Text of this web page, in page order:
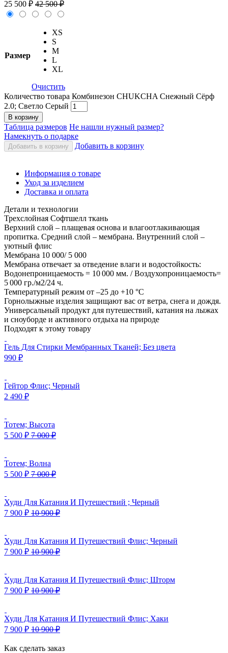
25 500 ₽ 42 500₽
Размер
XS
S
M
L
XL
Очистить
Количество товара Комбинезон CHUKCHA Снежный Сёрф
2.0; Светло Серый
В корзину
Таблица размеров Не нашли нужный размер?
Намекнуть о подарке
Добавить в корзину Добавить в корзину
Информация о товаре
Уход за изделием
Доставка и оплата
Детали и технологии
Трехслойная Софтшелл ткань
Верхний слой – плащевая основа и влагоотлакивающая
пропитка. Средний слой – мембрана. Внутренний слой –
уютный флис
Мембрана 10 000/ 5 000
Мембрана отвечает за отведение влаги и водостойкость:
Водонепроницаемость = 10 000 мм. / Воздухопроницаемость=
5 000 гр./м2/24 ч.
Температурный режим от –25 до +10 °C
Горнолыжные изделия защищают вас от ветра, снега и дождя.
Универсальный продукт для путешествий, катания на лыжах
и сноуборде и активного отдыха на природе
Подходят к этому товару
Гель Для Стирки Мембранных Тканей; Без цвета
990 ₽
Гейтор Флис; Черный
2 490 ₽
Тотем; Высота
5 500 ₽ 7 000₽
Тотем; Волна
5 500 ₽ 7 000₽
Худи Для Катания И Путешествий ; Черный
7 900 ₽ 10 900₽
Худи Для Катания И Путешествий Флис; Черный
7 900 ₽ 10 900₽
Худи Для Катания И Путешествий Флис; Шторм
7 900 ₽ 10 900₽
Худи Для Катания И Путешествий Флис; Хаки
7 900 ₽ 10 900₽
Как сделать заказ